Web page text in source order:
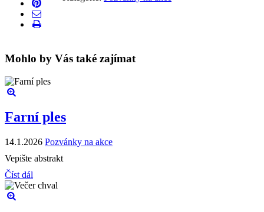
Mohlo by Vás také zajímat
Farní ples
14.1.2026 Pozvánky na akce
Vepište abstrakt
Číst dál